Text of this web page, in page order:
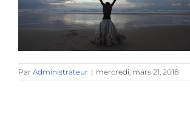
Par Administrateur | mercredi, mars 21, 2018